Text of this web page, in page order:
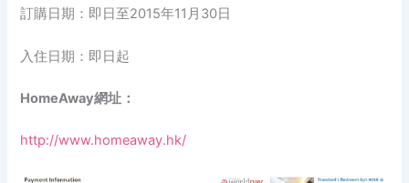
訂購日期：即日至2015年11月30日
入住日期：即日起
HomeAway網址：
http://www.homeaway.hk/